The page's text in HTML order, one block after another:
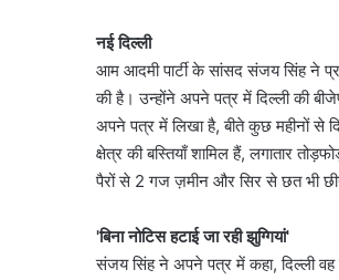
नई दिल्ली
आम आदमी पार्टी के सांसद संजय सिंह ने
की है। उन्होंने अपने पत्र में दिल्ली की
अपने पत्र में लिखा है, बीते कुछ महीनों से
क्षेत्र की बस्तियाँ शामिल हैं, लगातार
पैरों से 2 गज ज़मीन और सिर से छत भी
'बिना नोटिस हटाई जा रही झुग्गियां'
संजय सिंह ने अपने पत्र में कहा, दिल्ली